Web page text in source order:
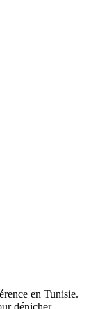
en Tunisie.
dénicher